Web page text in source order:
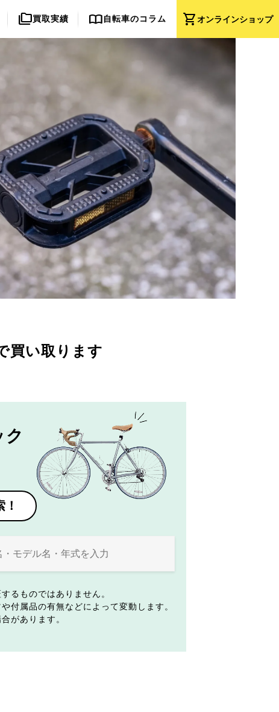
shopping_cartオンラインショップ
folder_copy買取実績 import_contacts自転車のコラム
買い取ります
ク
るものではありません。
付属品の有無などによって変動します。
があります。